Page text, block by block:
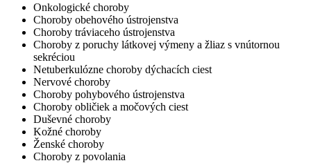
Onkologické choroby
Choroby obehového ústrojenstva
Choroby tráviaceho ústrojenstva
Choroby z poruchy látkovej výmeny a žliaz s vnútornou
sekréciou
Netuberkulózne choroby dýchacích ciest
Nervové choroby
Choroby pohybového ústrojenstva
Choroby obličiek a močových ciest
Duševné choroby
Kožné choroby
Ženské choroby
Choroby z povolania